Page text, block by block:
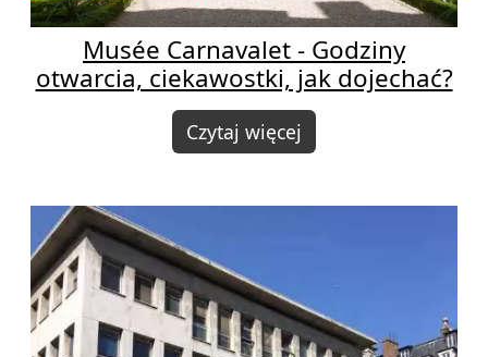
Musée Carnavalet - Godziny
otwarcia, ciekawostki, jak dojechać?
Czytaj więcej